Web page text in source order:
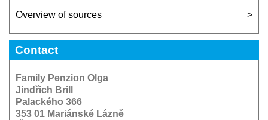
Overview of sources
Contact
Family Penzion Olga
Jindřich Brill
Palackého 366
353 01 Mariánské Lázně